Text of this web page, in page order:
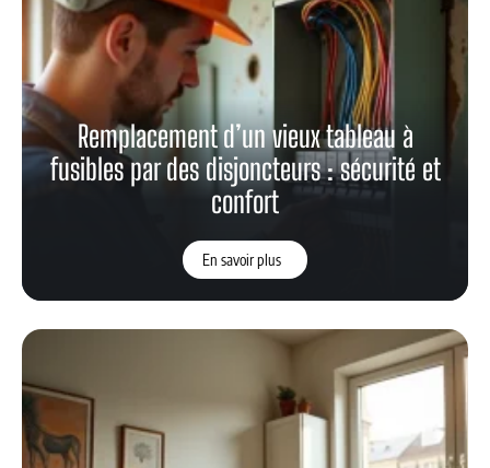
Remplacement d’un vieux tableau à
fusibles par des disjoncteurs : sécurité et
confort
En savoir plus